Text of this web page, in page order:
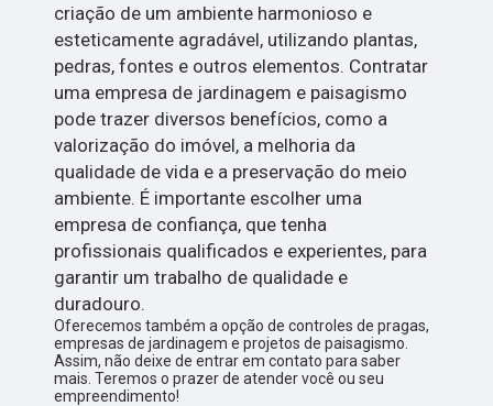
criação de um ambiente harmonioso e
esteticamente agradável, utilizando plantas,
pedras, fontes e outros elementos. Contratar
uma empresa de jardinagem e paisagismo
pode trazer diversos benefícios, como a
valorização do imóvel, a melhoria da
qualidade de vida e a preservação do meio
ambiente. É importante escolher uma
empresa de confiança, que tenha
profissionais qualificados e experientes, para
garantir um trabalho de qualidade e
duradouro.
Oferecemos também a opção de controles de pragas,
empresas de jardinagem e projetos de paisagismo.
Assim, não deixe de entrar em contato para saber
mais. Teremos o prazer de atender você ou seu
empreendimento!